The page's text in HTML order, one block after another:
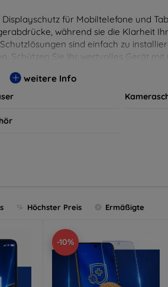
für Mobiltelefone und
während sie die Klarheit
sind einfach zu
Schützen Sie Ihr wertvolles Gerät
weitere Info
Höchster Preis Ermäßigte
-10%